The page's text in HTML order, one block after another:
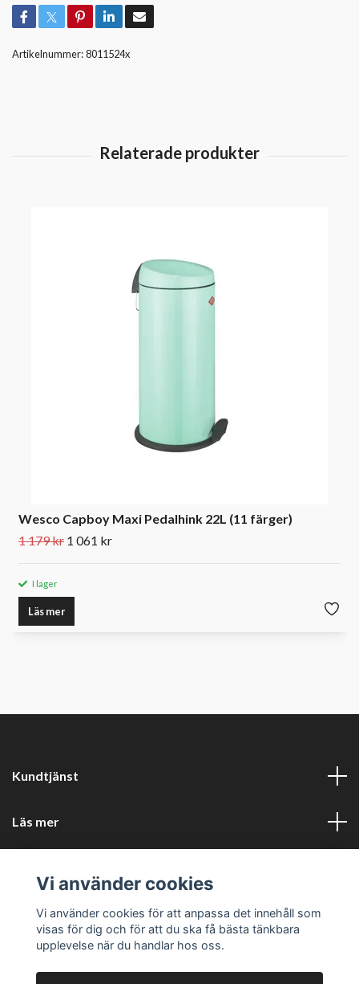
Artikelnummer:8011524x
Wesco Capboy Maxi Pedalhink 22L (11 färger)
1 179 kr 1 061 kr
I lager
Läs mer
Kundtjänst
Läs mer
Företagsuppgifter
Vi använder cookies
Vi använder cookies för att anpassa det innehåll som
visas för dig och för att du ska få bästa tänkbara
upplevelse när du handlar hos oss.